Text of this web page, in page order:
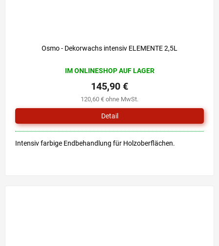
Osmo - Dekorwachs intensiv ELEMENTE 2,5L
IM ONLINESHOP AUF LAGER
120,60 € ohne MwSt.
145,90 €
Detail
Intensiv farbige Endbehandlung für Holzoberflächen.